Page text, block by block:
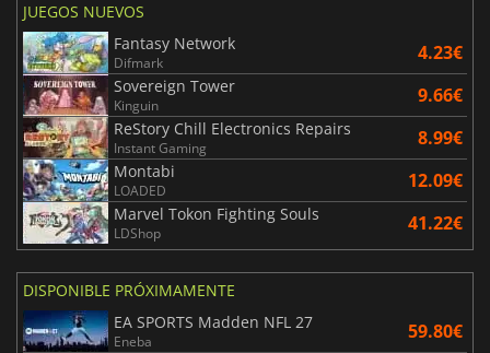
JUEGOS NUEVOS
Fantasy Network
Difmark 4.23€
Sovereign Tower
Kinguin 9.66€
ReStory Chill Electronics Repairs
Instant Gaming 8.99€
Montabi
LOADED 12.09€
Marvel Tokon Fighting Souls
LDShop 41.22€
DISPONIBLE PRÓXIMAMENTE
EA SPORTS Madden NFL 27
Eneba 59.80€